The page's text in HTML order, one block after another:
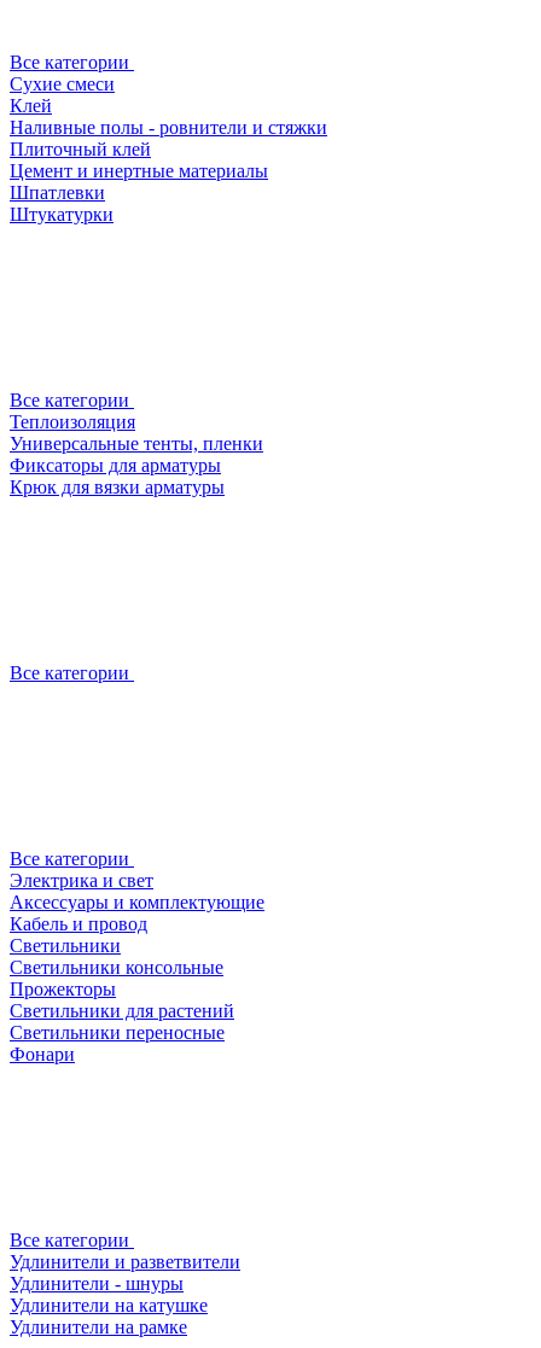
Все категории
Сухие смеси
Клей
Наливные полы - ровнители и стяжки
Плиточный клей
Цемент и инертные материалы
Шпатлевки
Штукатурки
Все категории
Теплоизоляция
Универсальные тенты, пленки
Фиксаторы для арматуры
Крюк для вязки арматуры
Все категории
Все категории
Электрика и свет
Аксессуары и комплектующие
Кабель и провод
Светильники
Светильники консольные
Прожекторы
Светильники для растений
Светильники переносные
Фонари
Все категории
Удлинители и разветвители
Удлинители - шнуры
Удлинители на катушке
Удлинители на рамке